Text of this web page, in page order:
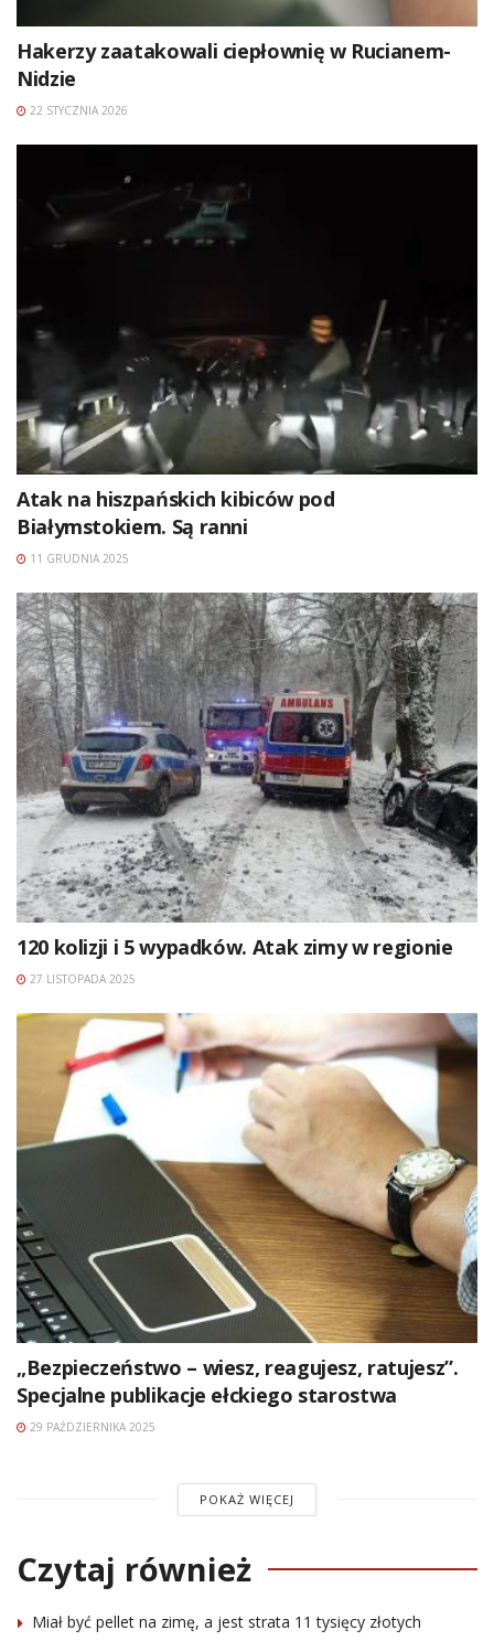
Hakerzy zaatakowali ciepłownię w Rucianem-
Nidzie
22 STYCZNIA 2026
Atak na hiszpańskich kibiców pod
Białymstokiem. Są ranni
11 GRUDNIA 2025
120 kolizji i 5 wypadków. Atak zimy w regionie
27 LISTOPADA 2025
„Bezpieczeństwo – wiesz, reagujesz, ratujesz”.
Specjalne publikacje ełckiego starostwa
29 PAŹDZIERNIKA 2025
POKAŻ WIĘCEJ
Czytaj również
Miał być pellet na zimę, a jest strata 11 tysięcy złotych